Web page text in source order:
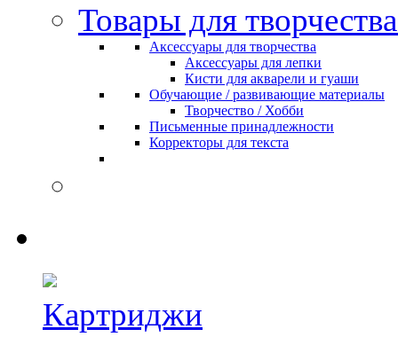
Товары для
Аксессуары для творчества
Аксессуары для лепки
Кисти для акварели и гуаши
Обучающие / развивающие материалы
Творчество / Хобби
Письменные принадлежности
Корректоры для текста
Картриджи